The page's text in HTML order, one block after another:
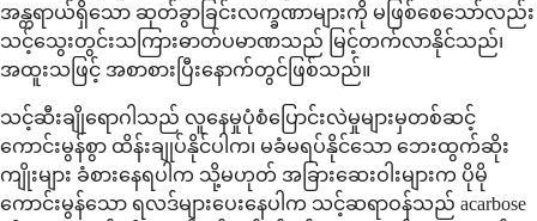
အန္တရာယ်ရှိသော ဆုတ်ခွာခြင်းလက္ခဏာများကို မဖြစ်စေသော်လည်း
သင့်သွေးတွင်းသကြားဓာတ်ပမာဏသည် မြင့်တက်လာနိုင်သည်၊
အထူးသဖြင့် အစာစားပြီးနောက်တွင်ဖြစ်သည်။
သင့်ဆီးချိုရောဂါသည် လူနေမှုပုံစံပြောင်းလဲမှုများမှတစ်ဆင့်
ကောင်းမွန်စွာ ထိန်းချုပ်နိုင်ပါက၊ မခံမရပ်နိုင်သော ဘေးထွက်ဆိုး
ကျိုးများ ခံစားနေရပါက သို့မဟုတ် အခြားဆေးဝါးများက ပိုမို
ကောင်းမွန်သော ရလဒ်များပေးနေပါက သင့်ဆရာဝန်သည် acarbose